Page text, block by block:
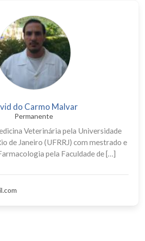
do Carmo Malvar
Permanente
Veterinária pela Universidade
de Janeiro (UFRRJ) com mestrado e
pela Faculdade de […]